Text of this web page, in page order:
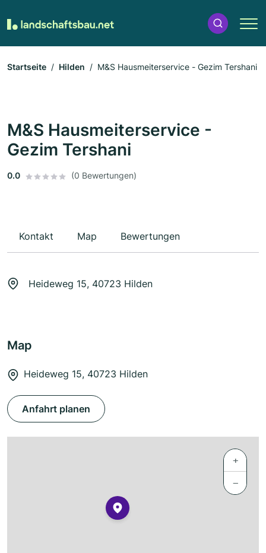
Startseite Hilden M&S Hausmeiterservice - Gezim Tershani
M&S Hausmeiterservice -
Gezim Tershani
0.0 (0 Bewertungen)
Kontakt Map Bewertungen
Heideweg 15, 40723 Hilden
Map
Heideweg 15, 40723 Hilden
Anfahrt planen
+
−